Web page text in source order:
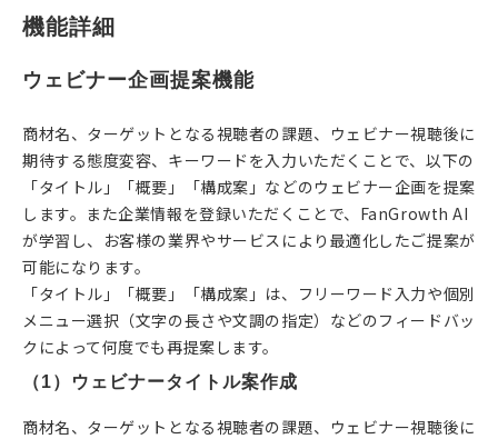
機能詳細
ウェビナー企画提案機能
商材名、ターゲットとなる視聴者の課題、ウェビナー視聴後に
期待する態度変容、キーワードを入力いただくことで、以下の
「タイトル」「概要」「構成案」などのウェビナー企画を提案
します。また企業情報を登録いただくことで、FanGrowth AI
が学習し、お客様の業界やサービスにより最適化したご提案が
可能になります。
「タイトル」「概要」「構成案」は、フリーワード入力や個別
メニュー選択（文字の長さや文調の指定）などのフィードバッ
クによって何度でも再提案します。
（1）ウェビナータイトル案作成
商材名、ターゲットとなる視聴者の課題、ウェビナー視聴後に